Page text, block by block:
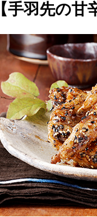
【手羽先の甘